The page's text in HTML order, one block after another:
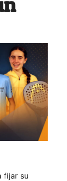
fijar su